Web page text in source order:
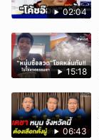
02:04
15:18
06:43